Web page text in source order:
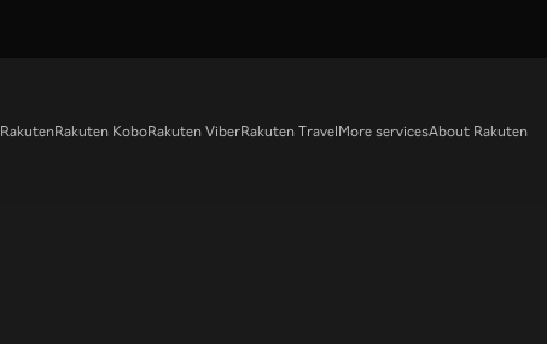
RakutenRakuten KoboRakuten ViberRakuten TravelMore servicesAbout Rakuten